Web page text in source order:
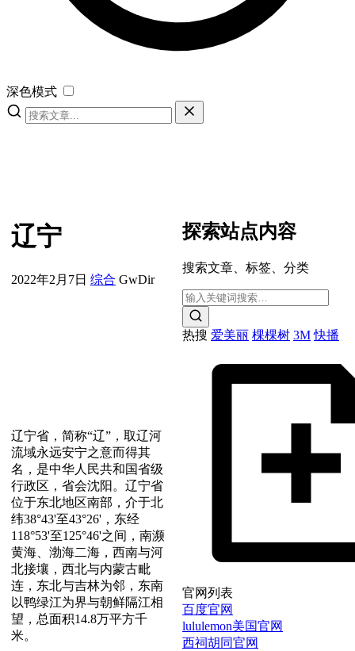
深色模式
辽宁
2022年2月7日 综合 GwDir
辽宁省，简称“辽”，取辽河
流域永远安宁之意而得其
名，是中华人民共和国省级
行政区，省会沈阳。辽宁省
位于东北地区南部，介于北
纬38°43'至43°26'，东经
118°53'至125°46'之间，南濒
黄海、渤海二海，西南与河
北接壤，西北与内蒙古毗
连，东北与吉林为邻，东南
以鸭绿江为界与朝鲜隔江相
望，总面积14.8万平方千
米。
探索站点内容
搜索文章、标签、分类
热搜 爱美丽 棵棵树 3M 快播
官网列表
百度官网
lululemon美国官网
西祠胡同官网